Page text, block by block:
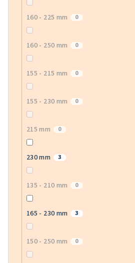
160 - 225 mm 0
160 - 250 mm 0
155 - 215 mm 0
155 - 230 mm 0
215 mm 0
230 mm 3
135 - 210 mm 0
165 - 230 mm 3
150 - 250 mm 0